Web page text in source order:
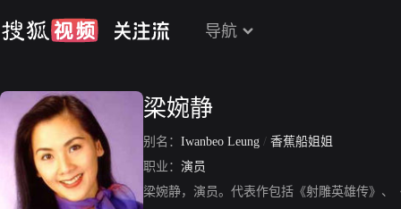
导航
梁婉静
别名： Iwanbeo Leung / 香蕉船姐姐
职业： 演员
梁婉静，演员。代表作包括《射雕英雄传》、